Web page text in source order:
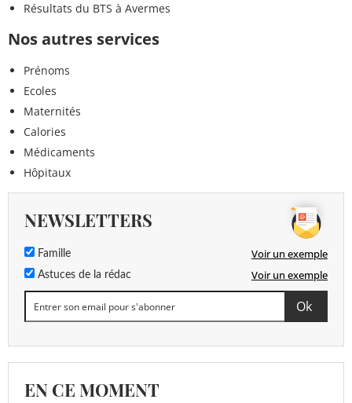
Résultats du BTS à Avermes
Nos autres services
Prénoms
Ecoles
Maternités
Calories
Médicaments
Hôpitaux
NEWSLETTERS
Famille Voir un exemple
Astuces de la rédac Voir un exemple
EN CE MOMENT